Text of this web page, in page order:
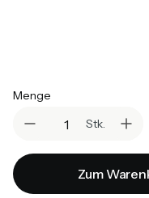
Menge
Stk.
Zum